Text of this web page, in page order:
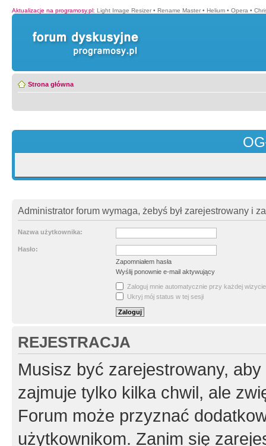
Aktualizacje na programosy.pl: Light Image Resizer • Rename Master • Helium • Opera •
Strona główna
Administrator forum wymaga, żebyś był zarejestrowany i
Nazwa użytkownika:
Hasło:
Zapomniałem hasła
Wyślij ponownie e-mail aktywujący
Zaloguj mnie automatycznie przy każdej wizycie
Ukryj mój status w tej sesji
REJESTRACJA
Musisz być zarejestrowany,
zajmuje tylko kilka chwil, ale
Forum może przyznać
użytkownikom. Zanim się